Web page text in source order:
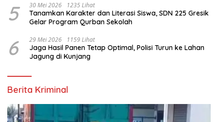
5 30 Mei 2026 1235 Lihat
Tanamkan Karakter dan Literasi Siswa, SDN 225 Gresik
Gelar Program Qurban Sekolah
6 29 Mei 2026 1159 Lihat
Jaga Hasil Panen Tetap Optimal, Polisi Turun ke Lahan
Jagung di Kunjang
Berita Kriminal